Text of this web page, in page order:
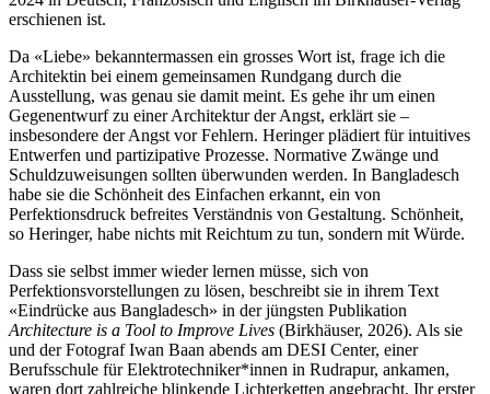
erschienen ist.
Da «Liebe» bekanntermassen ein grosses Wort ist, frage ich die
Architektin bei einem gemeinsamen Rundgang durch die
Ausstellung, was genau sie damit meint. Es gehe ihr um einen
Gegenentwurf zu einer Architektur der Angst, erklärt sie –
insbesondere der Angst vor Fehlern. Heringer plädiert für intuitives
Entwerfen und partizipative Prozesse. Normative Zwänge und
Schuldzuweisungen sollten überwunden werden. In Bangladesch
habe sie die Schönheit des Einfachen erkannt, ein von
Perfektionsdruck befreites Verständnis von Gestaltung. Schönheit,
so Heringer, habe nichts mit Reichtum zu tun, sondern mit Würde.
Dass sie selbst immer wieder lernen müsse, sich von
Perfektionsvorstellungen zu lösen, beschreibt sie in ihrem Text
«Eindrücke aus Bangladesch» in der jüngsten Publikation
Architecture is a Tool to Improve Lives (Birkhäuser, 2026). Als sie
und der Fotograf Iwan Baan abends am DESI Center, einer
Berufsschule für Elektrotechniker*innen in Rudrapur, ankamen,
waren dort zahlreiche blinkende Lichterketten angebracht. Ihr erster